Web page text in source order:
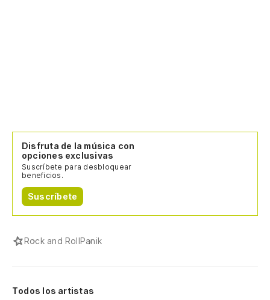
Disfruta de la música con
opciones exclusivas
Suscríbete para desbloquear
beneficios.
Suscríbete
Rock and RollPanik
Todos los artistas